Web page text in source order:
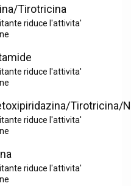
Tirotricina
riduce l'attivita'
riduce l'attivita'
Tirotricina/
riduce l'attivita'
riduce l'attivita'